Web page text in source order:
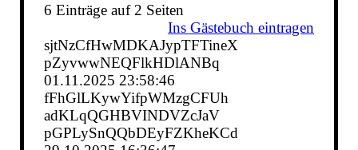
6 Einträge auf 2 Seiten
Ins Gästebuch eintragen
sjtNzCfHwMDKAJypTFTineX
pZyvwwNEQFlkHDlANBq
01.11.2025 23:58:46
fFhGlLKywYifpWMzgCFUh
adKLqQGHBVINDVZcJaV
pGPLySnQQbDEyFZKheKCd